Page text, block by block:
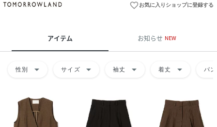
favorite_borderお気に入りショップに登録する
アイテム お知らせ NEW
性別 arrow_drop_down サイズ arrow_drop_down 袖丈 arrow_drop_down 着丈 arrow_drop_down パ